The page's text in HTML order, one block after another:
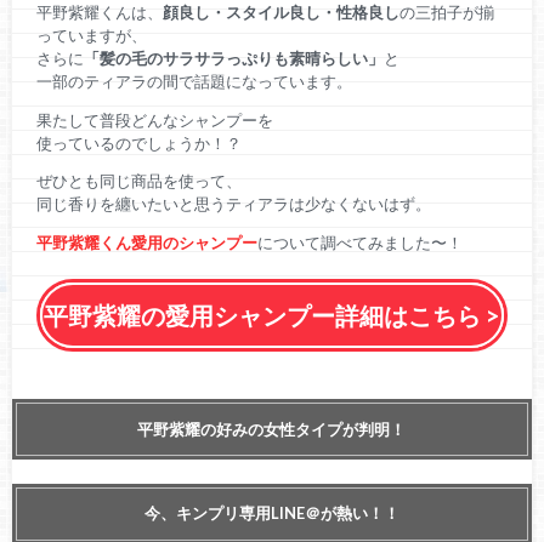
平野紫耀くんは、 顔良し・スタイル良し・性格良しの三拍子が揃
っていますが、
さらに 「髪の毛のサラサラっぷりも素晴らしい」 と
一部のティアラの間で話題になっています。
果たして普段どんなシャンプーを
使っているのでしょうか！？
ぜひとも同じ商品を使って、
同じ香りを纏いたいと思うティアラは少なくないはず。
平野紫耀くん愛用のシャンプーについて調べてみました〜！
平野紫耀の愛用シャンプー詳細はこちら >
平野紫耀の好みの女性タイプが判明！
今、キンプリ専用LINE＠が熱い！！